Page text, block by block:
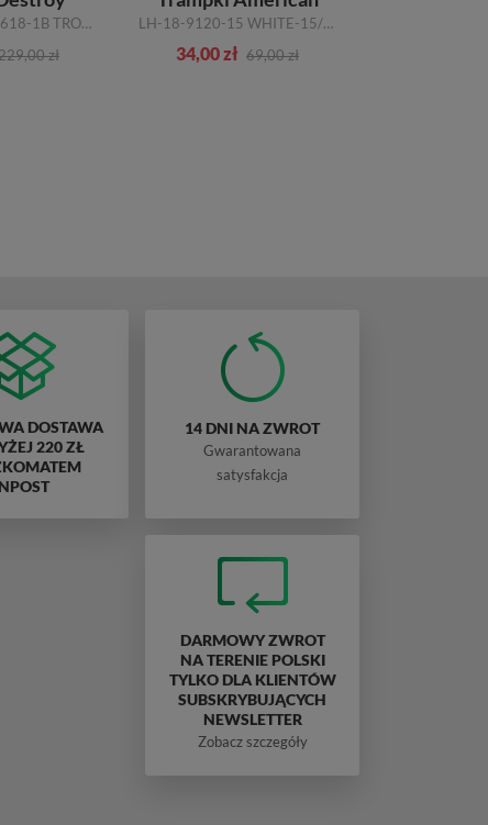
D503183/DES1618-1B TROPICAL
zł
LH-18-9120-15 WHITE-15/WHITE
34,00 zł 69,00 zł
DOSTAWA
220 ZŁ
14 DNI NA ZWROT
Gwarantowana
satysfakcja
DARMOWY ZWROT
NA TERENIE POLSKI
TYLKO DLA KLIENTÓW
SUBSKRYBUJĄCYCH
NEWSLETTER
Zobacz szczegóły